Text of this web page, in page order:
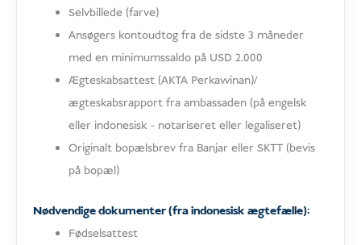
Selvbillede (farve)
Ansøgers kontoudtog fra de sidste 3 måneder
med en minimumssaldo på USD 2.000
Ægteskabsattest (AKTA Perkawinan)/
ægteskabsrapport fra ambassaden (på engelsk
eller indonesisk - notariseret eller legaliseret)
Originalt bopælsbrev fra Banjar eller SKTT (bevis
på bopæl)
Nødvendige dokumenter (fra indonesisk ægtefælle):
Fødselsattest